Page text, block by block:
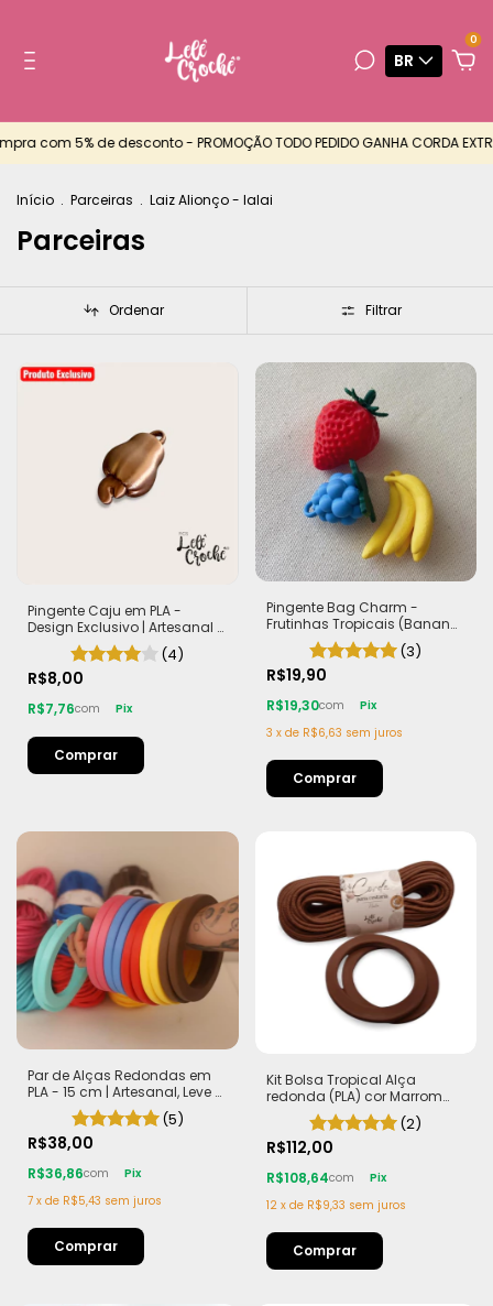
BR
0
5% de desconto - PROMOÇÃO TODO PEDIDO GANHA CORDA
Início . Parceiras . Laiz Alionço - Ialai
Parceiras
Ordenar Filtrar
Pingente Caju em PLA -
Design Exclusivo | Artesanal e
Autêntico
(4)
R$8,00
R$7,76com Pix
Pingente Bag Charm -
Frutinhas Tropicais (Banana,
Morango e Frutas Silvestres)
(3)
R$19,90
R$19,30com
Pix
3 x de R$6,63 sem juros
Par de Alças Redondas em
PLA - 15 cm | Artesanal, Leve e
Sustentável
(5)
R$38,00
R$36,86com
Pix
7 x de R$5,43 sem juros
Comprar
Kit Bolsa Tropical Alça
redonda (PLA) cor Marrom
Corda Náutica 5,5mm
(2)
R$112,00
R$108,64com
Pix
12 x de R$9,33 sem juros